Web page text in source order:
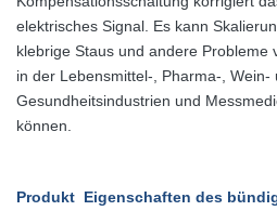
elektrisches Signal. Es kann
klebrige Staus und andere Probleme
in der Lebensmittel-, Pharma-, Wein-
Gesundheitsindustrien und
können.
Produkt Eigenschaften des